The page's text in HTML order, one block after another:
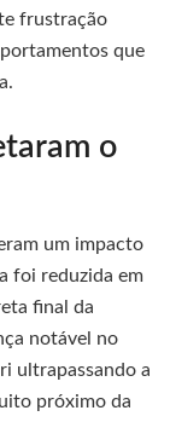
frustração
que
o
um impacto
foi reduzida em
final da
notável no
ultrapassando a
próximo da